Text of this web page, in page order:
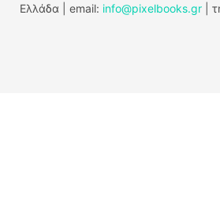
Ελλάδα | email: info@pixelbooks.gr |